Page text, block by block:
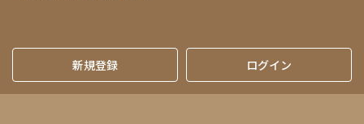
新規登録 ログイン